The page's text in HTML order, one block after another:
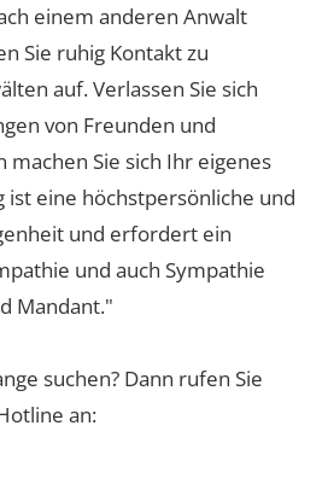
einem anderen Anwalt
Sie ruhig Kontakt zu
auf. Verlassen Sie sich
von Freunden und
machen Sie sich Ihr eigenes
ist eine höchstpersönliche und
und erfordert ein
und auch Sympathie
Mandant."
suchen? Dann rufen Sie
an: